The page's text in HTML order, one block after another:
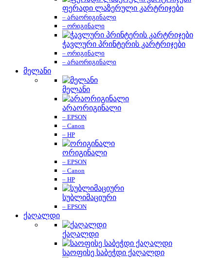
ფერადი ლაზერული კარტრიჯები
– არაორიგინალი
– ორიგინალი
ჭავლური პრინტერის კარტრიჯები
– ორიგინალი
– არაორიგინალი
მელანი
მელანი
არაორიგინალი
– EPSON
– Canon
– HP
ორიგინალი
– EPSON
– Canon
– HP
სუბლიმაციური
– EPSON
ქაღალდი
ქაღალდი
საოფისე საბეჭდი ქაღალდი